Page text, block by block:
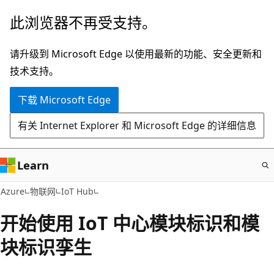
跳
主
要
内
此浏览器不再受支持。
请升级到 Microsoft Edge 以使用最新的功能、安全更新和
技术支持。
下载 Microsoft Edge
有关 Internet Explorer 和 Microsoft Edge 的详细信息
Learn
Azure 物联网 IoT Hub
开始使用 IoT 中心模块标识和模
块标识孪生